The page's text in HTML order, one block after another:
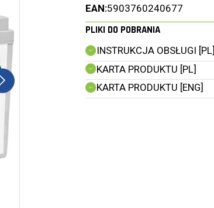
EAN:5903760240677
PLIKI DO POBRANIA
INSTRUKCJA OBSŁUGI [PL]
KARTA PRODUKTU [PL]
KARTA PRODUKTU [ENG]